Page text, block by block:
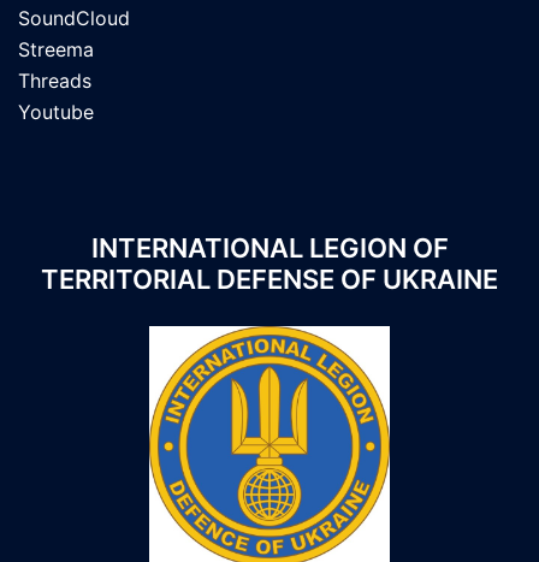
SoundCloud
Streema
Threads
Youtube
INTERNATIONAL LEGION OF
TERRITORIAL DEFENSE OF UKRAINE